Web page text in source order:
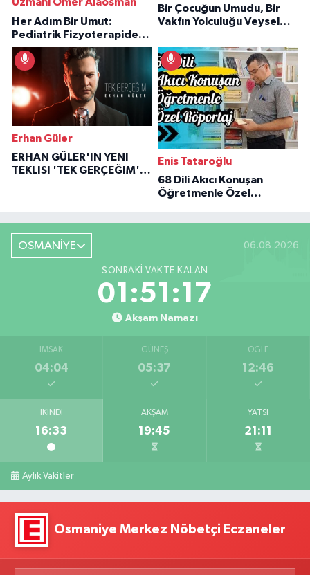
Uzmanı Ömer Alaosman
Her Adım Bir Umut:
Pediatrik Fizyoterapiden
İlham Veren Hikâyeler
Bir Çocuğun Umudu, Bir
Vakfın Yolculuğu Veysel
Erhan Güler
ERHAN GÜLER'IN YENI
TEKLISI 'TEK GERÇEĞIM'LE
Enis Tataroğlu
68 Dili Akıcı Konuşan
Öğretmenle Özel
OSMANİYE 06.08.2026
SONRAKI VAKTE KALAN
01:51:16
Akşam Namazı
İMSAK
04:04
GÜNEŞ
05:37
ÖĞLE
12:46
İKINDI
16:33
AKŞAM
19:45
YATSI
21:11
Aylık Vakitler
Osmaniye Merkez Nöbetçi Eczaneler